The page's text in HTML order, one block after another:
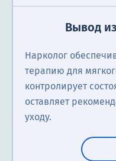
Вывод
Нарколог
терапию для
контролирует
оставляет
уходу.